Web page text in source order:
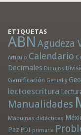
ETIQUETAS
ABN Agudeza
Artículo Calendario
Decimales Dibujos
Gamificación Genially
lectoescritura
Manualidades
Máquinas didácticas
Paz PDI primaria